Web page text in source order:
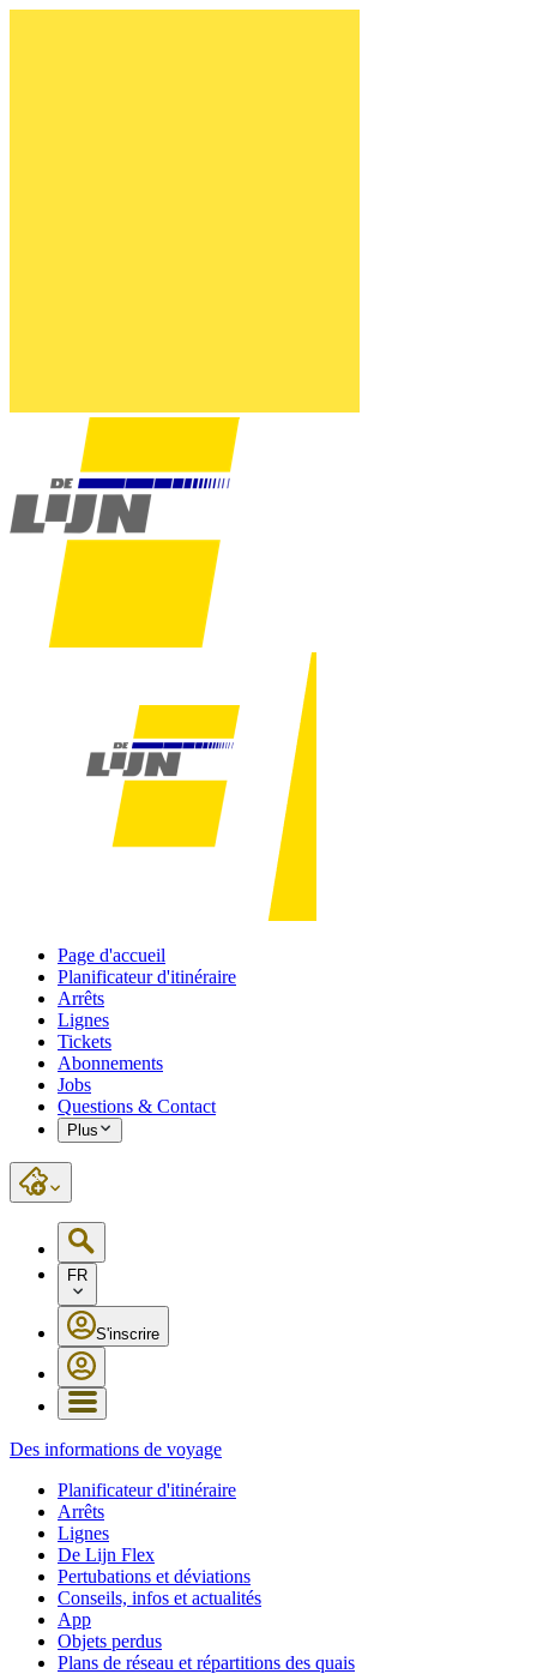
Page d'accueil
Planificateur d'itinéraire
Arrêts
Lignes
Tickets
Abonnements
Jobs
Questions & Contact
Plus
FR
S'inscrire
Des informations de voyage
Planificateur d'itinéraire
Arrêts
Lignes
De Lijn Flex
Pertubations et déviations
Conseils, infos et actualités
App
Objets perdus
Plans de réseau et répartitions des quais